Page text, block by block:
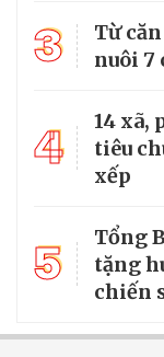
3
Từ
nuôi 7
4
14 xã,
tiêu
xếp
5
Tổng
tặng
chiến